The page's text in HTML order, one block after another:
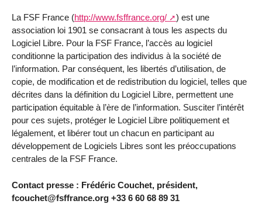
La FSF France (http://www.fsffrance.org/
) est une
association loi 1901 se consacrant à tous les aspects du
Logiciel Libre. Pour la FSF France, l’accès au logiciel
conditionne la participation des individus à la société de
l’information. Par conséquent, les libertés d’utilisation, de
copie, de modification et de redistribution du logiciel, telles que
décrites dans la définition du Logiciel Libre, permettent une
participation équitable à l’ère de l’information. Susciter l’intérêt
pour ces sujets, protéger le Logiciel Libre politiquement et
légalement, et libérer tout un chacun en participant au
développement de Logiciels Libres sont les préoccupations
centrales de la FSF France.
Contact presse : Frédéric Couchet, président,
fcouchet@fsffrance.org +33 6 60 68 89 31